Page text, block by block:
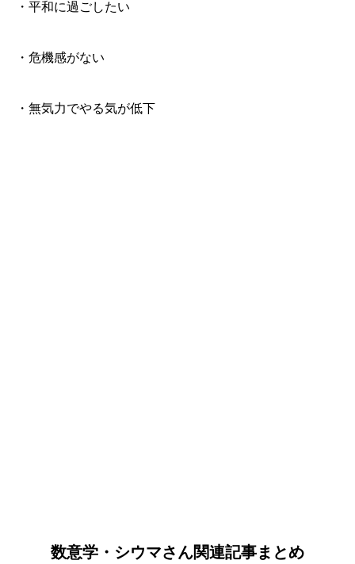
・平和に過ごしたい
・危機感がない
・無気力でやる気が低下
数意学・シウマさん関連記事まとめ